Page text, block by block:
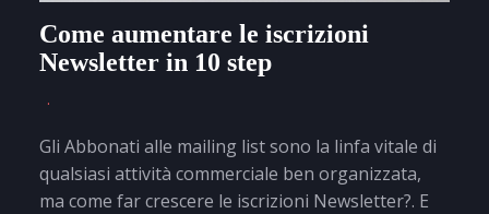
Come aumentare le iscrizioni
Newsletter in 10 step
Gli Abbonati alle mailing list sono la linfa vitale di
qualsiasi attività commerciale ben organizzata,
ma come far crescere le iscrizioni Newsletter?. E